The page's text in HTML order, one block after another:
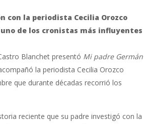
con la periodista Cecilia Orozco
de los cronistas más influyentes
Blanchet presentó Mi padre Germán
la periodista Cecilia Orozco
que durante décadas recorrió los
reciente que su padre investigó con la